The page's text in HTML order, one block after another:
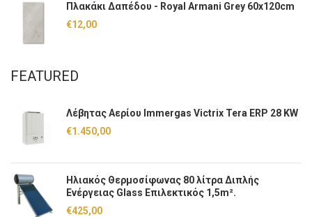
Πλακάκι Δαπέδου - Royal Armani Grey 60x120cm
€12,00
FEATURED
Λέβητας Αερίου Immergas Victrix Tera ERP 28 KW
€1.450,00
Ηλιακός Θερμοσίφωνας 80 λίτρα Διπλής
Ενέργειας Glass Επιλεκτικός 1,5m².
€425,00